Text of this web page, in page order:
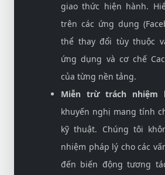
giao thức hiện hành.
trên các ứng dụng
thể thay đổi tùy thuộc
ứng dụng và cơ chế
của từng nền tảng.
Miễn trừ trách nhiệm
khuyến nghị mang tính
kỹ thuật. Chúng tôi
nhiệm pháp lý cho các
đến biến động tương